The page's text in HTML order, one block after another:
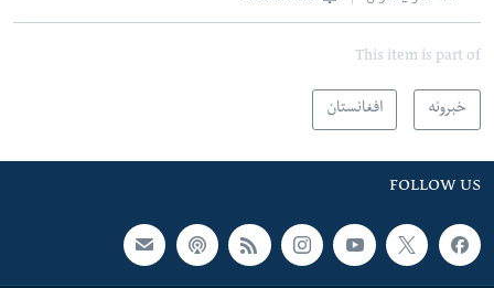
This item is part of
خبرونه افغانستان
FOLLOW US